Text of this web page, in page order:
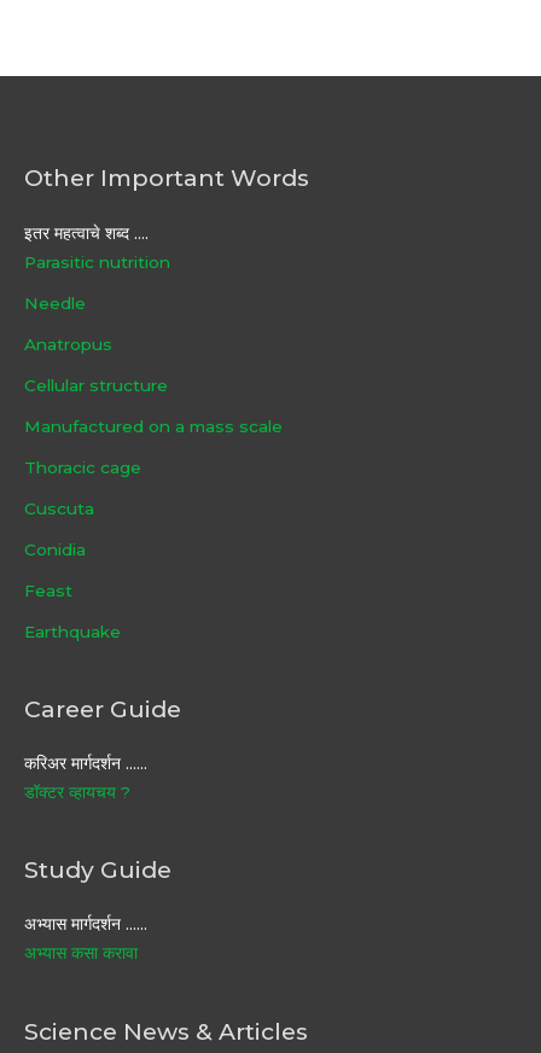
Other Important Words
इतर महत्वाचे शब्द ....
Parasitic nutrition
Needle
Anatropus
Cellular structure
Manufactured on a mass scale
Thoracic cage
Cuscuta
Conidia
Feast
Earthquake
Career Guide
करिअर मार्गदर्शन ……
डॉक्टर व्हायचय ?
Study Guide
अभ्यास मार्गदर्शन ……
अभ्यास कसा करावा
Science News & Articles